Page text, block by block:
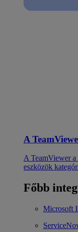
A
A TeamViewer
eszközök
Főbb
Microsoft